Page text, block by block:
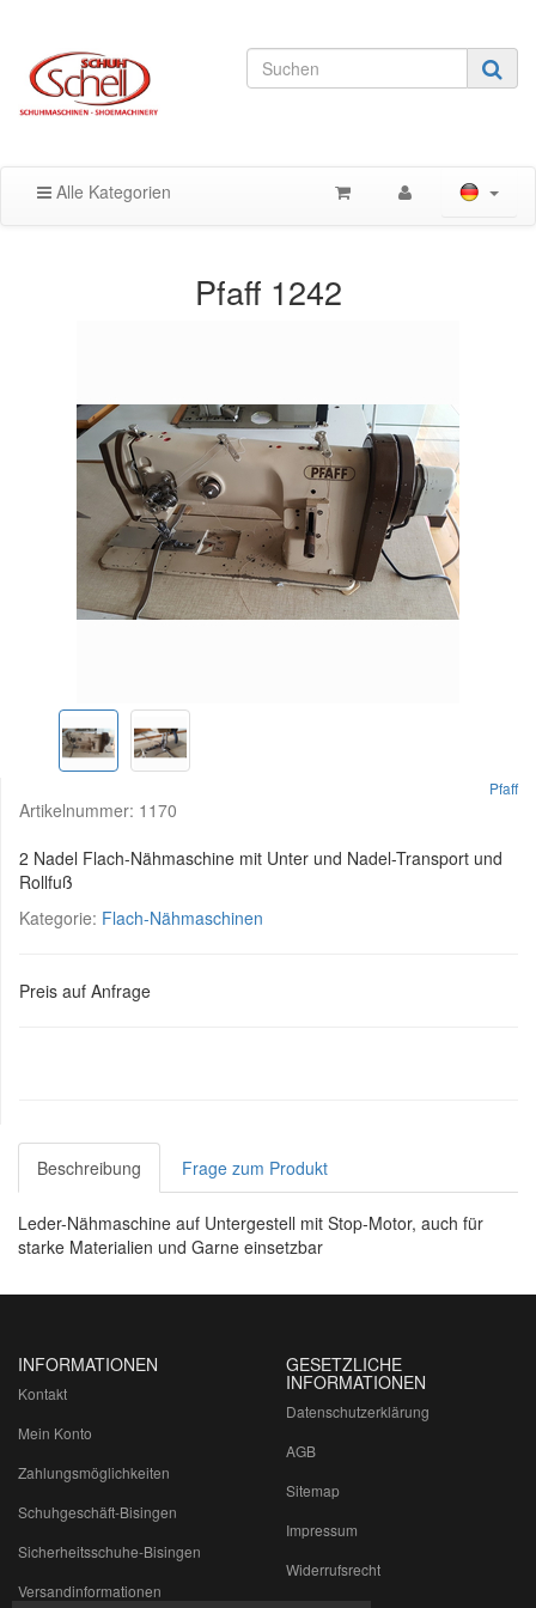
Alle Kategorien
Pfaff 1242
Pfaff
Artikelnummer: 1170
2 Nadel Flach-Nähmaschine mit Unter und Nadel-Transport und
Rollfuß
Kategorie: Flach-Nähmaschinen
Preis auf Anfrage
Beschreibung Frage zum Produkt
Leder-Nähmaschine auf Untergestell mit Stop-Motor, auch für
starke Materialien und Garne einsetzbar
INFORMATIONEN
Kontakt
Mein Konto
Zahlungsmöglichkeiten
Schuhgeschäft-Bisingen
Sicherheitsschuhe-Bisingen
Versandinformationen
GESETZLICHE
INFORMATIONEN
Datenschutzerklärung
AGB
Sitemap
Impressum
Widerrufsrecht